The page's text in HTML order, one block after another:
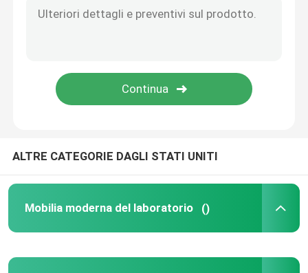
ALTRE CATEGORIE DAGLI STATI UNITI
Mobilia moderna del laboratorio ()